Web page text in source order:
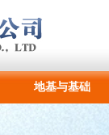
地基与基础